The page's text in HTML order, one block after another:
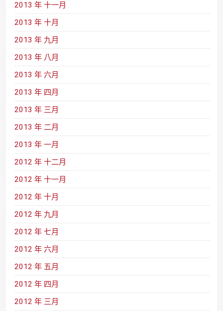
2013 年 十一月
2013 年 十月
2013 年 九月
2013 年 八月
2013 年 六月
2013 年 四月
2013 年 三月
2013 年 二月
2013 年 一月
2012 年 十二月
2012 年 十一月
2012 年 十月
2012 年 九月
2012 年 七月
2012 年 六月
2012 年 五月
2012 年 四月
2012 年 三月